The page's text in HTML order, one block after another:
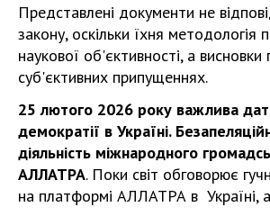
Представлені документи не
закону, оскільки їхня методологія
наукової об'єктивності, а висновки
суб'єктивних припущеннях.
25 лютого 2026 року важлива
демократії в Україні.
діяльність міжнародного
АЛЛАТРА. Поки світ обговорює
на платформі АЛЛАТРА в Україні,